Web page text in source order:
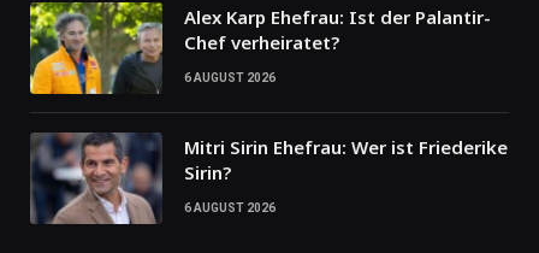
Alex Karp Ehefrau: Ist der Palantir-
Chef verheiratet?
6 AUGUST 2026
Mitri Sirin Ehefrau: Wer ist Friederike
Sirin?
6 AUGUST 2026